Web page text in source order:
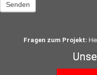
Senden
Fragen zum Projekt: